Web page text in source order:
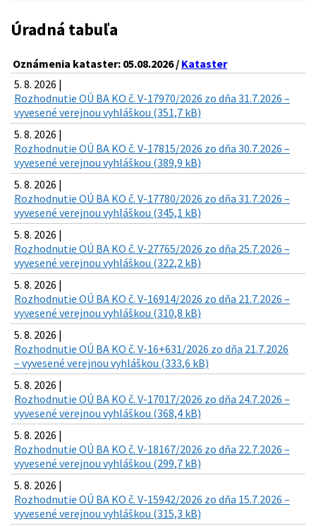
Úradná tabuľa
Oznámenia kataster: 05.08.2026 / Kataster
5. 8. 2026 |
Rozhodnutie OÚ BA KO č. V-17970/2026 zo dňa 31.7.2026 –
vyvesené verejnou vyhláškou (351,7 kB)
5. 8. 2026 |
Rozhodnutie OÚ BA KO č. V-17815/2026 zo dňa 30.7.2026 –
vyvesené verejnou vyhláškou (389,9 kB)
5. 8. 2026 |
Rozhodnutie OÚ BA KO č. V-17780/2026 zo dňa 31.7.2026 –
vyvesené verejnou vyhláškou (345,1 kB)
5. 8. 2026 |
Rozhodnutie OÚ BA KO č. V-27765/2026 zo dňa 25.7.2026 –
vyvesené verejnou vyhláškou (322,2 kB)
5. 8. 2026 |
Rozhodnutie OÚ BA KO č. V-16914/2026 zo dňa 21.7.2026 –
vyvesené verejnou vyhláškou (310,8 kB)
5. 8. 2026 |
Rozhodnutie OÚ BA KO č. V-16+631/2026 zo dňa 21.7.2026
– vyvesené verejnou vyhláškou (333,6 kB)
5. 8. 2026 |
Rozhodnutie OÚ BA KO č. V-17017/2026 zo dňa 24.7.2026 –
vyvesené verejnou vyhláškou (368,4 kB)
5. 8. 2026 |
Rozhodnutie OÚ BA KO č. V-18167/2026 zo dňa 22.7.2026 –
vyvesené verejnou vyhláškou (299,7 kB)
5. 8. 2026 |
Rozhodnutie OÚ BA KO č. V-15942/2026 zo dňa 15.7.2026 –
vyvesené verejnou vyhláškou (315,3 kB)